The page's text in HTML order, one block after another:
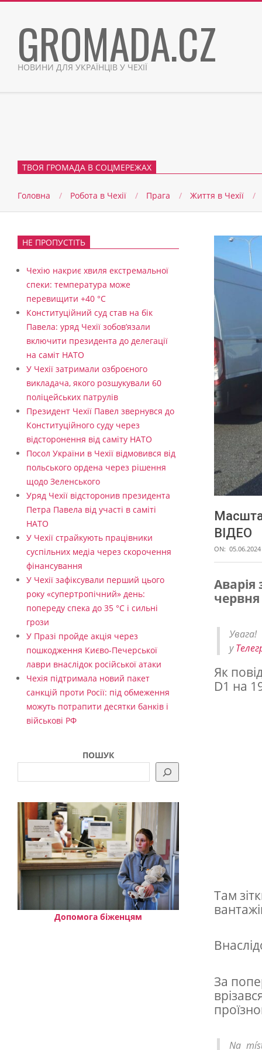
contentGROMADA.CZ
НОВИНИ ДЛЯ УКРАЇНЦІВ У ЧЕХІЇ
ТВОЯ ГРОМАДА В СОЦМЕРЕЖАХ
Головна Робота в Чехії Прага Життя в Чеxії
ВІДЕО
ON: 05.06.2024
М
ш
т
а
а
у
ч
с
т
ю
Аварія
червня
у
Як
D1 на
Там
За
Na
НЕ ПРОПУСТІТЬ
Чехію накриє хвиля екстремальної
спеки: температура може
перевищити +40 °C
Конституційний суд став на бік
Павела: уряд Чехії зобов’язали
включити президента до делегації
на саміт НАТО
У Чехії затримали озброєного
викладача, якого розшукували 60
поліцейських патрулів
Президент Чехії Павел звернувся до
Конституційного суду через
відсторонення від саміту НАТО
Посол України в Чехії відмовився від
польського ордена через рішення
щодо Зеленського
Уряд Чехії відсторонив президента
Петра Павела від участі в саміті
НАТО
У Чехії страйкують працівники
суспільних медіа через скорочення
фінансування
У Чехії зафіксували перший цього
року «супертропічний» день:
попереду спека до 35 °C і сильні
грози
У Празі пройде акція через
пошкодження Києво-Печерської
лаври внаслідок російської атаки
Чехія підтримала новий пакет
санкцій проти Росії: під обмеження
можуть потрапити десятки банків і
військові РФ
ПОШУК
Допомога біженцям